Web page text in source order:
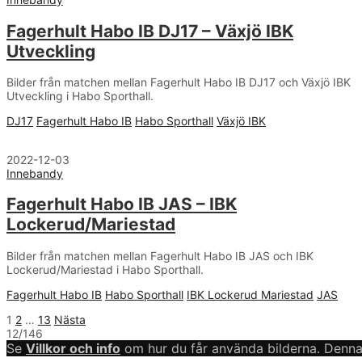
Fagerhult Habo IB DJ17 – Växjö IBK
Utveckling
Bilder från matchen mellan Fagerhult Habo IB DJ17 och Växjö IBK
Utveckling i Habo Sporthall.
DJ17 Fagerhult Habo IB Habo Sporthall Växjö IBK
2022-12-03
Innebandy
Fagerhult Habo IB JAS – IBK
Lockerud/Mariestad
Bilder från matchen mellan Fagerhult Habo IB JAS och IBK
Lockerud/Mariestad i Habo Sporthall.
Fagerhult Habo IB Habo Sporthall IBK Lockerud Mariestad JAS
Sidnumrering
för
1 2 … 13 Nästa
12/146
Se Villkor och info om hur du får använda bilderna.